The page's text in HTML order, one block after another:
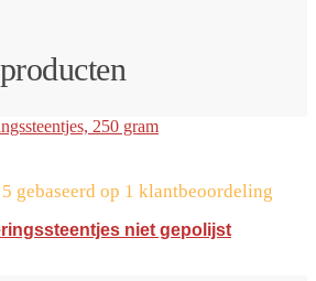
gebaseerd op 1 klantbeoordeling
niet gepolijst